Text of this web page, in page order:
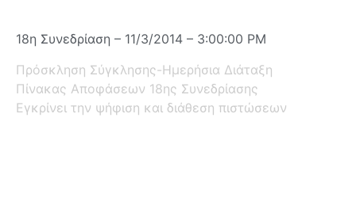
18η Συνεδρίαση – 11/3/2014 – 3:00:00 PM
Πρόσκληση Σύγκλησης-Ημερήσια Διάταξη
Πίνακας Αποφάσεων 18ης Συνεδρίασης
Εγκρίνει την ψήφιση και διάθεση πιστώσεων